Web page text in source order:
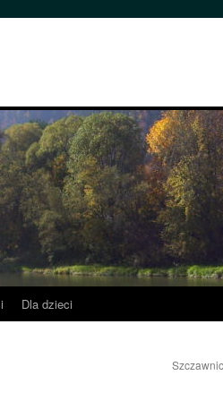
Dla dzieci